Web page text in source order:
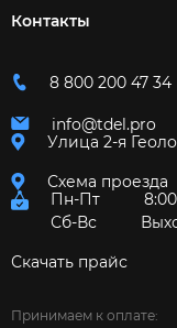
Контакты
8 800 200 47 34
info@tdel.pro
Улица 2-я
Схема проезда
Пн-Пт
Сб-Вс
Скачать прайс
Принимаем к оплате: